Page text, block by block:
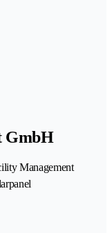
GmbH
Management